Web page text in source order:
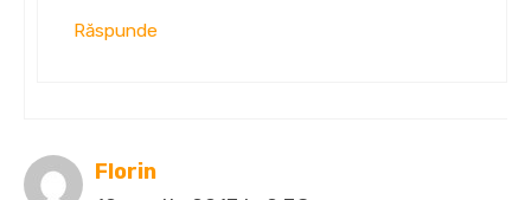
Răspunde
Florin